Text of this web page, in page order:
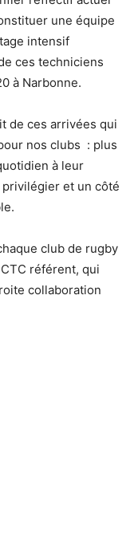
une équipe
intensif
ces techniciens
à Narbonne.
de ces arrivées qui
nos clubs : plus
à leur
et un côté
club de rugby
référent, qui
collaboration